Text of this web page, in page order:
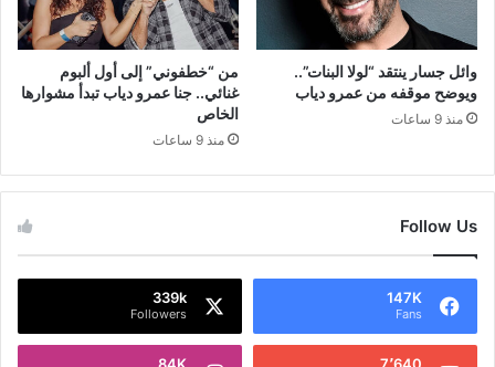
وائل جسار ينتقد “لولا البنات”..
ويوضح موقفه من عمرو دياب
منذ 9 ساعات
من “خطفوني” إلى أول ألبوم
غنائي.. جنا عمرو دياب تبدأ مشوارها
الخاص
منذ 9 ساعات
Follow Us
147K
Fans
339k
Followers